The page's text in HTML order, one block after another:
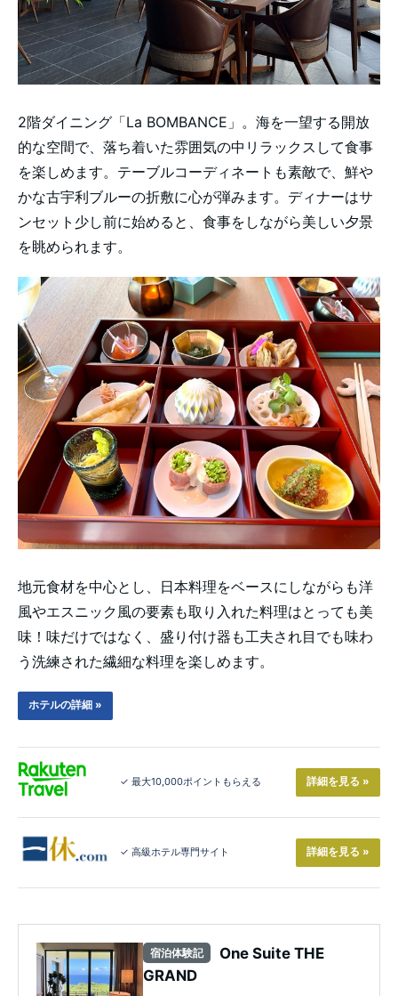
2階ダイニング「La BOMBANCE」。海を一望する開放
的な空間で、落ち着いた雰囲気の中リラックスして食事
を楽しめます。テーブルコーディネートも素敵で、鮮や
かな古宇利ブルーの折敷に心が弾みます。ディナーはサ
ンセット少し前に始めると、食事をしながら美しい夕景
を眺められます。
地元食材を中心とし、日本料理をベースにしながらも洋
風やエスニック風の要素も取り入れた料理はとっても美
味！味だけではなく、盛り付け器も工夫され目でも味わ
う洗練された繊細な料理を楽しめます。
ホテルの詳細 »
✓ 最大10,000ポイントもらえる 詳細を見る »
✓ 高級ホテル専門サイト 詳細を見る »
宿泊体験記
One Suite THE
GRAND